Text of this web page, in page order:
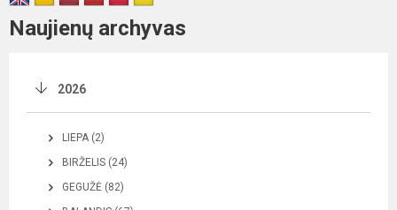
Naujienų archyvas
2026
LIEPA (2)
BIRŽELIS (24)
GEGUŽĖ (82)